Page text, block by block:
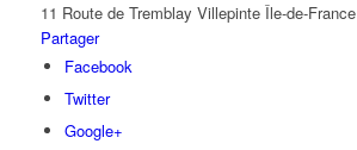
11 Route de Tremblay Villepinte Île-de-France
Partager
Facebook
Twitter
Google+